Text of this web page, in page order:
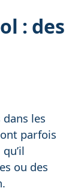
: des
les
parfois
ou des